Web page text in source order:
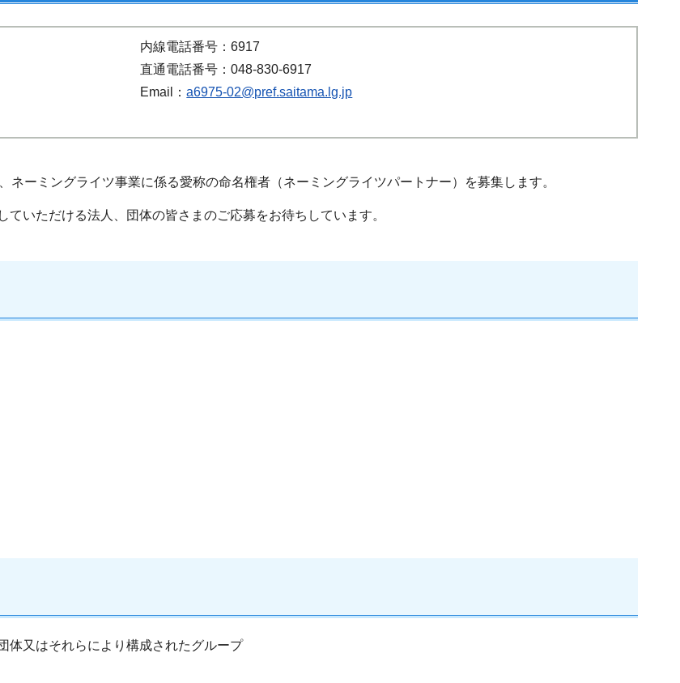
内線電話番号：6917
直通電話番号：048-830-6917
Email：a6975-02@pref.saitama.lg.jp
ーミングライツ事業に係る愛称の命名権者（ネーミングライツパートナー）を募集します。
いただける法人、団体の皆さまのご応募をお待ちしています。
体又はそれらにより構成されたグループ